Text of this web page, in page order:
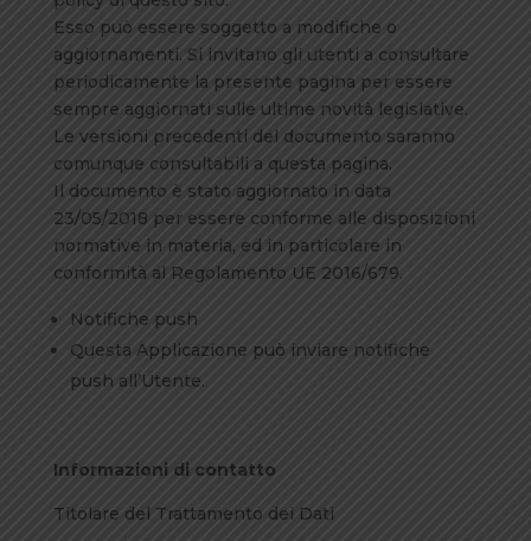
Esso può essere soggetto a modifiche o
aggiornamenti. Si invitano gli utenti a consultare
periodicamente la presente pagina per essere
sempre aggiornati sulle ultime novità legislative.
Le versioni precedenti del documento saranno
comunque consultabili a questa pagina.
Il documento è stato aggiornato in data
23/05/2018 per essere conforme alle disposizioni
normative in materia, ed in particolare in
conformità al Regolamento UE 2016/679.
Notifiche push
Questa Applicazione può inviare notifiche
push all’Utente.
Informazioni di contatto
Titolare del Trattamento dei Dati